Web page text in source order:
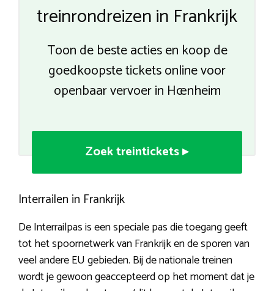
treinrondreizen in Frankrijk
Toon de beste acties en koop de
goedkoopste tickets online voor
openbaar vervoer in Hœnheim
Zoek treintickets ▸
Interrailen in Frankrijk
De Interrailpas is een speciale pas die toegang geeft
tot het spoornetwerk van Frankrijk en de sporen van
veel andere EU gebieden. Bij de nationale treinen
wordt je gewoon geaccepteerd op het moment dat je